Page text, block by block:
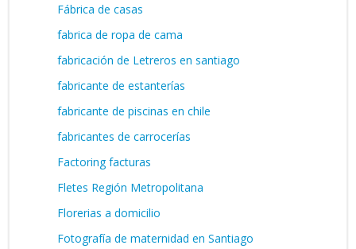
Fábrica de casas
fabrica de ropa de cama
fabricación de Letreros en santiago
fabricante de estanterías
fabricante de piscinas en chile
fabricantes de carrocerías
Factoring facturas
Fletes Región Metropolitana
Florerias a domicilio
Fotografía de maternidad en Santiago